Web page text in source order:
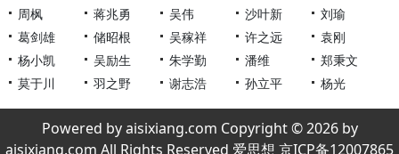
周枫
蒋兆勇 吴伟 沙叶新
刘瑜
葛剑雄
储昭根 吴稼祥 许之远
袁刚
杨小凯
吴励生 朱学勤 潘维
郑秉文
莫于川
羽之野 谢志浩 孙立平 杨光
Powered by aisixiang.com Copyright © 2026 by
aisixiang.com All Rights Reserved 爱思想 京ICP备12007865